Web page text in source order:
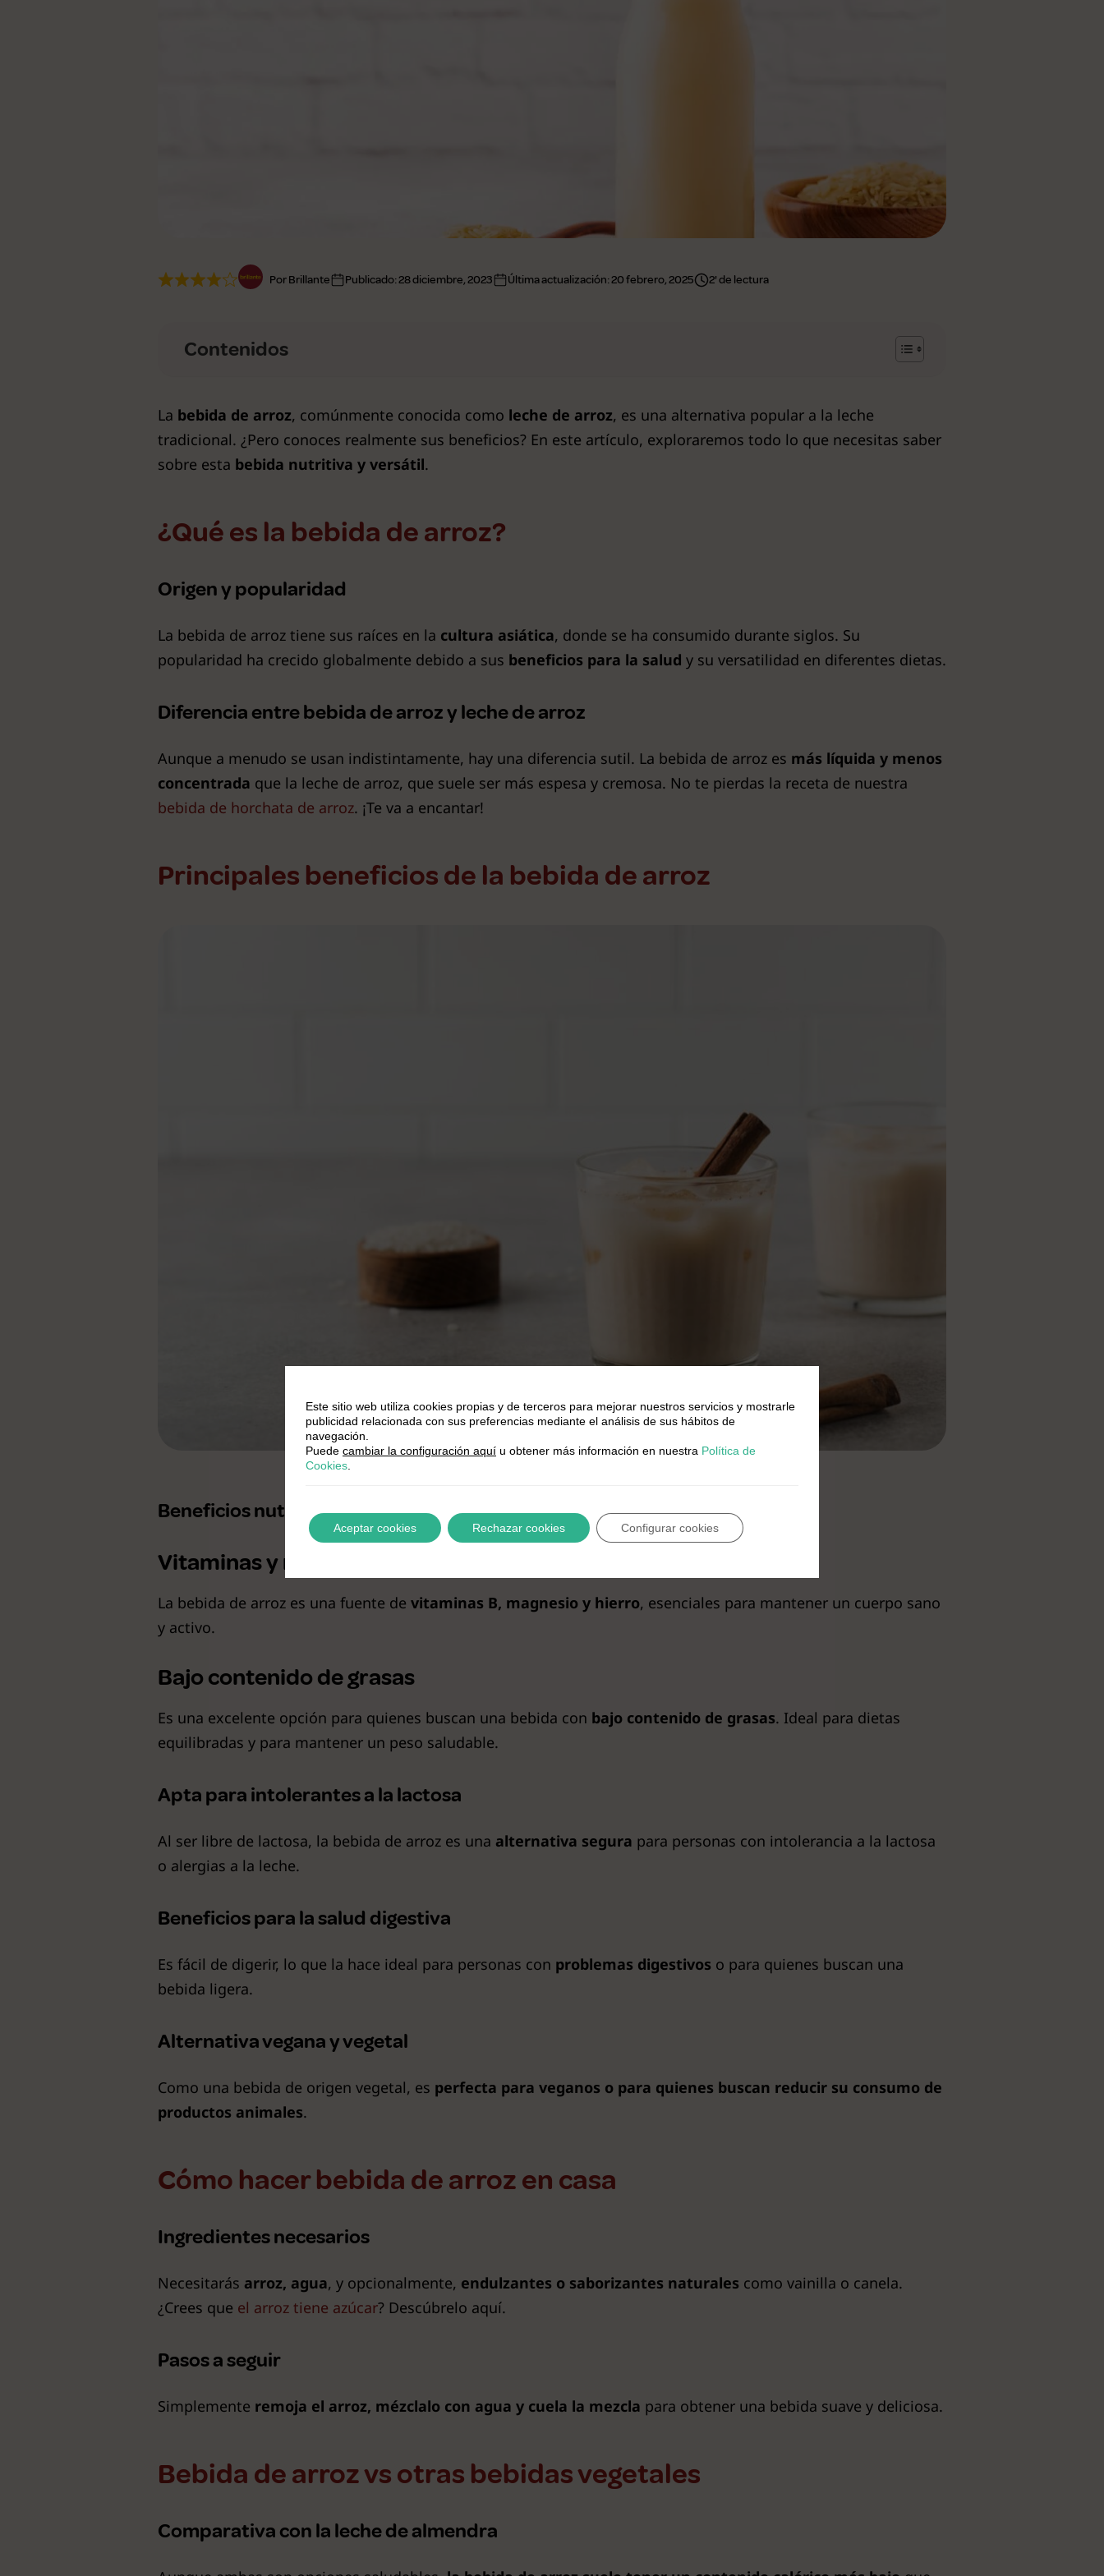
Por Brillante Publicado:28 diciembre, 2023 Última actualización:20 febrero, 2025 2' de lectura
Contenidos
La bebida de arroz, comúnmente conocida como leche de arroz, es una alternativa popular a la leche
tradicional. ¿Pero conoces realmente sus beneficios? En este artículo, exploraremos todo lo que necesitas saber
sobre esta bebida nutritiva y versátil.
¿Qué es la bebida de arroz?
Origen y popularidad
La bebida de arroz tiene sus raíces en la cultura asiática, donde se ha consumido durante siglos. Su
popularidad ha crecido globalmente debido a sus beneficios para la salud y su versatilidad en diferentes dietas.
Diferencia entre bebida de arroz y leche de arroz
Aunque a menudo se usan indistintamente, hay una diferencia sutil. La bebida de arroz es más líquida y menos
concentrada que la leche de arroz, que suele ser más espesa y cremosa. No te pierdas la receta de nuestra
bebida de horchata de arroz. ¡Te va a encantar!
Principales beneficios de la bebida de arroz
Beneficios nutricionales
Vitaminas y minerales esenciales
La bebida de arroz es una fuente de vitaminas B, magnesio y hierro, esenciales para mantener un cuerpo sano
y activo.
Bajo contenido de grasas
Es una excelente opción para quienes buscan una bebida con bajo contenido de grasas. Ideal para dietas
equilibradas y para mantener un peso saludable.
Apta para intolerantes a la lactosa
Al ser libre de lactosa, la bebida de arroz es una alternativa segura para personas con intolerancia a la lactosa
o alergias a la leche.
Beneficios para la salud digestiva
Es fácil de digerir, lo que la hace ideal para personas con problemas digestivos o para quienes buscan una
bebida ligera.
Alternativa vegana y vegetal
Como una bebida de origen vegetal, es perfecta para veganos o para quienes buscan reducir su consumo de
productos animales.
Cómo hacer bebida de arroz en casa
Ingredientes necesarios
Necesitarás arroz, agua, y opcionalmente, endulzantes o saborizantes naturales como vainilla o canela.
¿Crees que el arroz tiene azúcar? Descúbrelo aquí.
Pasos a seguir
Simplemente remoja el arroz, mézclalo con agua y cuela la mezcla para obtener una bebida suave y deliciosa.
Bebida de arroz vs otras bebidas vegetales
Comparativa con la leche de almendra
Este sitio web utiliza cookies propias y de terceros para mejorar nuestros servicios y mostrarle
publicidad relacionada con sus preferencias mediante el análisis de sus hábitos de
navegación.
Puede cambiar la configuración aquí u obtener más información en nuestra Política de
Cookies
Aceptar cookies Rechazar cookies Configurar cookies